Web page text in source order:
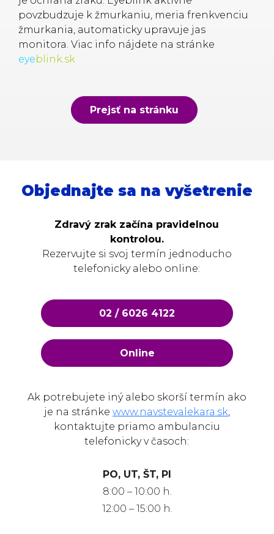
povzbudzuje k žmurkaniu, meria frenkvenciu
žmurkania, automaticky upravuje jas
monitora. Viac info nájdete na stránke
eyeblink.sk
Prejsť na stránku
Objednajte sa na vyšetrenie
Zdravý zrak začína pravidelnou
kontrolou.
Rezervujte si svoj termín jednoducho
telefonicky alebo online:
02 / 6026 4122
Online
Ak potrebujete iný alebo skorší termín ako
je na stránke www.navstevalekara.sk,
kontaktujte priamo ambulanciu
telefonicky v časoch:
PO, UT, ŠT, PI
8:00 – 10:00 h.
12:00 – 15:00 h.